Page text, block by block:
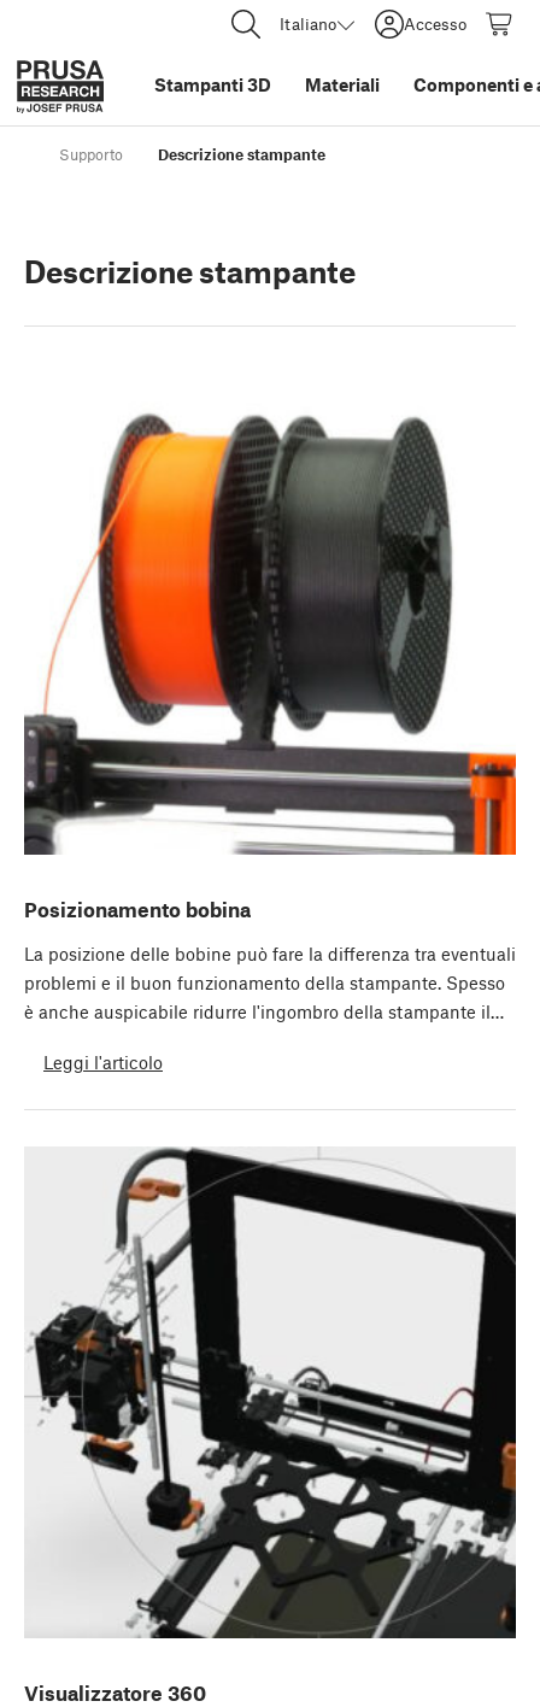
Italiano Accesso
Stampanti 3D Materiali Componenti e
Supporto Descrizione stampante
Descrizione stampante
Posizionamento bobina
La posizione delle bobine può fare la differenza tra eventuali
problemi e il buon funzionamento della stampante. Spesso
è anche auspicabile ridurre l'ingombro della stampante il…
Leggi l'articolo
Visualizzatore 360